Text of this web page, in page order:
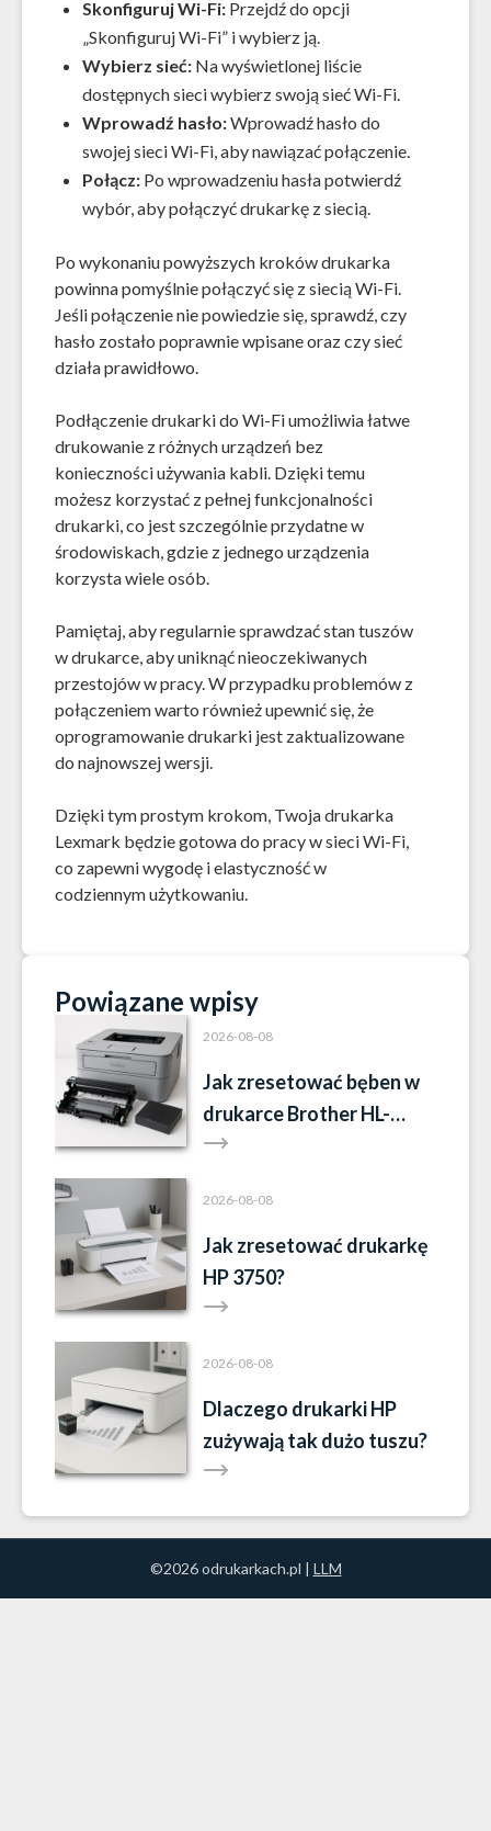
Skonfiguruj Wi-Fi: Przejdź do opcji
„Skonfiguruj Wi-Fi” i wybierz ją.
Wybierz sieć: Na wyświetlonej liście
dostępnych sieci wybierz swoją sieć Wi-Fi.
Wprowadź hasło:Wprowadź hasło do
swojej sieci Wi-Fi, aby nawiązać połączenie.
Połącz: Po wprowadzeniu hasła potwierdź
wybór, aby połączyć drukarkę z siecią.
Po wykonaniu powyższych kroków drukarka
powinna pomyślnie połączyć się z siecią Wi-Fi.
Jeśli połączenie nie powiedzie się, sprawdź, czy
hasło zostało poprawnie wpisane oraz czy sieć
działa prawidłowo.
Podłączenie drukarki do Wi-Fi umożliwia łatwe
drukowanie z różnych urządzeń bez
konieczności używania kabli. Dzięki temu
możesz korzystać z pełnej funkcjonalności
drukarki, co jest szczególnie przydatne w
środowiskach, gdzie z jednego urządzenia
korzysta wiele osób.
Pamiętaj, aby regularnie sprawdzać stan tuszów
w drukarce, aby uniknąć nieoczekiwanych
przestojów w pracy. W przypadku problemów z
połączeniem warto również upewnić się, że
oprogramowanie drukarki jest zaktualizowane
do najnowszej wersji.
Dzięki tym prostym krokom, Twoja drukarka
Lexmark będzie gotowa do pracy w sieci Wi-Fi,
co zapewni wygodę i elastyczność w
codziennym użytkowaniu.
Powiązane wpisy
2026-08-08
Jak zresetować bęben w
drukarce Brother HL-
L2352DW?
2026-08-08
Jak zresetować drukarkę
HP 3750?
2026-08-08
Dlaczego drukarki HP
zużywają tak dużo tuszu?
©2026 odrukarkach.pl | LLM